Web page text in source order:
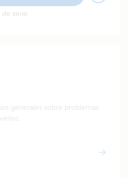
serie
generales sobre problemas